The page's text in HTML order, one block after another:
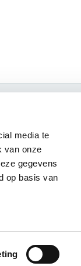
media te
van onze
gegevens
op basis van